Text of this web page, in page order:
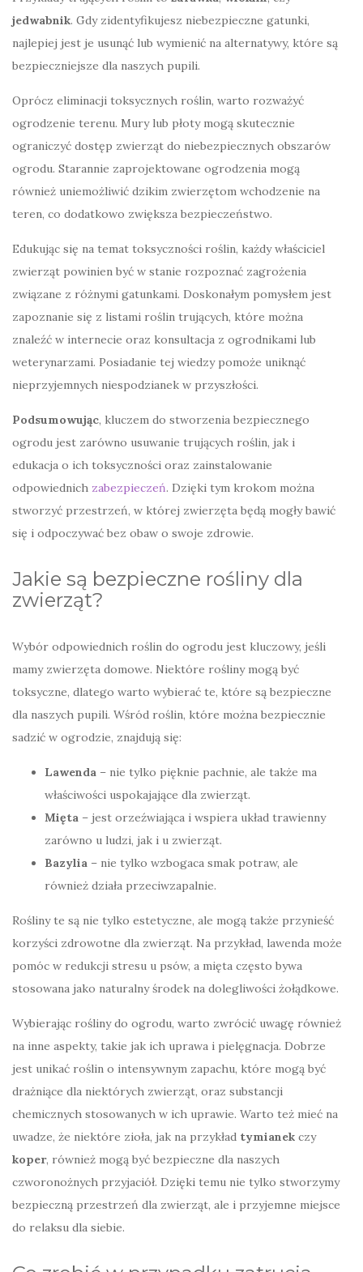
jedwabnik. Gdy zidentyfikujesz niebezpieczne gatunki,
najlepiej jest je usunąć lub wymienić na alternatywy, które są
bezpieczniejsze dla naszych pupili.
Oprócz eliminacji toksycznych roślin, warto rozważyć
ogrodzenie terenu. Mury lub płoty mogą skutecznie
ograniczyć dostęp zwierząt do niebezpiecznych obszarów
ogrodu. Starannie zaprojektowane ogrodzenia mogą
również uniemożliwić dzikim zwierzętom wchodzenie na
teren, co dodatkowo zwiększa bezpieczeństwo.
Edukując się na temat toksyczności roślin, każdy właściciel
zwierząt powinien być w stanie rozpoznać zagrożenia
związane z różnymi gatunkami. Doskonałym pomysłem jest
zapoznanie się z listami roślin trujących, które można
znaleźć w internecie oraz konsultacja z ogrodnikami lub
weterynarzami. Posiadanie tej wiedzy pomoże uniknąć
nieprzyjemnych niespodzianek w przyszłości.
Podsumowując, kluczem do stworzenia bezpiecznego
ogrodu jest zarówno usuwanie trujących roślin, jak i
edukacja o ich toksyczności oraz zainstalowanie
odpowiednich zabezpieczeń. Dzięki tym krokom można
stworzyć przestrzeń, w której zwierzęta będą mogły bawić
się i odpoczywać bez obaw o swoje zdrowie.
Jakie są bezpieczne rośliny dla
zwierząt?
Wybór odpowiednich roślin do ogrodu jest kluczowy, jeśli
mamy zwierzęta domowe. Niektóre rośliny mogą być
toksyczne, dlatego warto wybierać te, które są bezpieczne
dla naszych pupili. Wśród roślin, które można bezpiecznie
sadzić w ogrodzie, znajdują się:
Lawenda – nie tylko pięknie pachnie, ale także ma
właściwości uspokajające dla zwierząt.
Mięta – jest orzeźwiająca i wspiera układ trawienny
zarówno u ludzi, jak i u zwierząt.
Bazylia – nie tylko wzbogaca smak potraw, ale
również działa przeciwzapalnie.
Rośliny te są nie tylko estetyczne, ale mogą także przynieść
korzyści zdrowotne dla zwierząt. Na przykład, lawenda może
pomóc w redukcji stresu u psów, a mięta często bywa
stosowana jako naturalny środek na dolegliwości żołądkowe.
Wybierając rośliny do ogrodu, warto zwrócić uwagę również
na inne aspekty, takie jak ich uprawa i pielęgnacja. Dobrze
jest unikać roślin o intensywnym zapachu, które mogą być
drażniące dla niektórych zwierząt, oraz substancji
chemicznych stosowanych w ich uprawie. Warto też mieć na
uwadze, że niektóre zioła, jak na przykład tymianek czy
koper, również mogą być bezpieczne dla naszych
czworonożnych przyjaciół. Dzięki temu nie tylko stworzymy
bezpieczną przestrzeń dla zwierząt, ale i przyjemne miejsce
do relaksu dla siebie.